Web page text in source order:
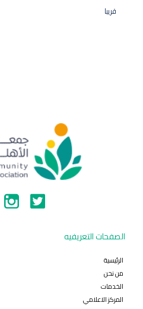
قريبا
الصفحات التعريفيه
الرئيسية
من نحن
الخدمات
المركز الاعلامي